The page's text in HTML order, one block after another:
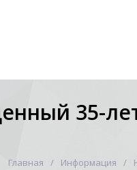
35-
Главная Информация